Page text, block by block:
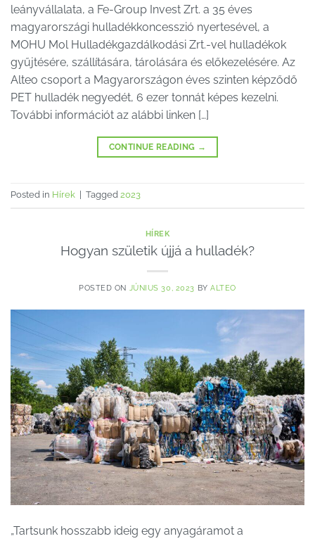
leányvállalata, a Fe-Group Invest Zrt. a 35 éves
magyarországi hulladékkoncesszió nyertesével, a
MOHU Mol Hulladékgazdálkodási Zrt.-vel hulladékok
gyűjtésére, szállítására, tárolására és előkezelésére. Az
Alteo csoport a Magyarországon éves szinten képződő
PET hulladék negyedét, 6 ezer tonnát képes kezelni.
További információt az alábbi linken […]
CONTINUE READING →
Posted in Hírek Tagged 2023
HÍREK
Hogyan születik újjá a hulladék?
POSTED ON JÚNIUS 30, 2023 BYALTEO
„Tartsunk hosszabb ideig egy anyagáramot a